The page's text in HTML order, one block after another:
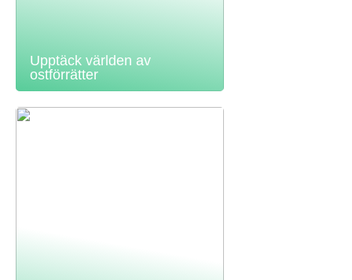
Upptäck världen av
ostförrätter